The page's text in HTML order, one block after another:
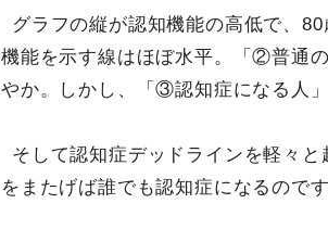
グラフの縦が認知機能の高低で、
機能を示す線はほぼ水平。「②普通
やか。しかし、「③認知症になる人
そして認知症デッドラインを軽々
をまたげば誰でも認知症になるので